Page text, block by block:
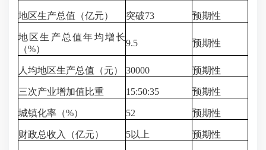
地区生产总值（亿元） 突破73 预期性
地区生产总值年均增长
（%）
9.5 预期性
人均地区生产总值（元） 30000 预期性
三次产业增加值比重 15:50:35 预期性
城镇化率（%） 52 预期性
财政总收入（亿元） 5以上 预期性